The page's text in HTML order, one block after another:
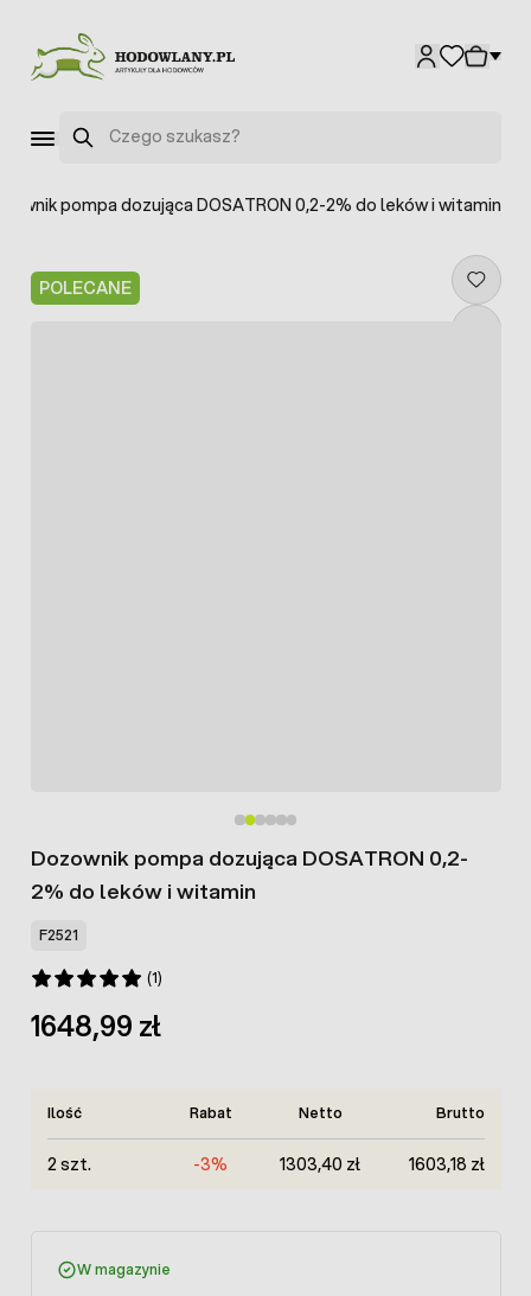
Szukaj
pompa dozująca DOSATRON 0,2-2% do leków i witamin
POLECANE
Dozownik pompa dozująca DOSATRON 0,2-
2% do leków i witamin
F2521
(1)
1648,99 zł
Ilość Rabat Netto Brutto
2 szt. -3% 1303,40 zł 1603,18 zł
W magazynie